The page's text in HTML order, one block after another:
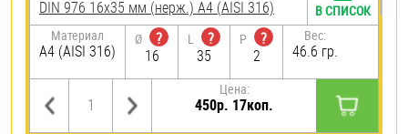
DIN 976 16х35 мм (нерж.) A4 (AISI 316)
Материал
A4 (AISI 316)
Ø
?
16
L
?
35
P
?
2
Вес:
46.6 гр.
Цена:
450р. 17коп.
В СПИСОК